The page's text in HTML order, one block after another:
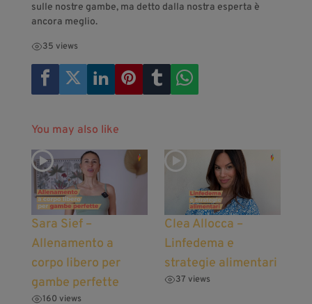
sulle nostre gambe, ma detto dalla nostra esperta è
ancora meglio.
35 views
You may also like
Sara Sief –
Allenamento a
corpo libero per
gambe perfette
160 views
Clea Allocca –
Linfedema e
strategie alimentari
37 views